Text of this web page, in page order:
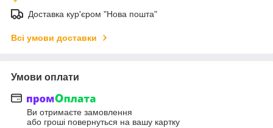
Доставка кур'єром "Нова пошта"
Всі умови доставки
Умови оплати
Ви отримаєте замовлення
або гроші повернуться на вашу картку